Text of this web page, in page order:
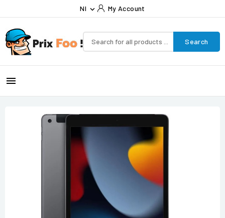
Nl  My Account
Search
